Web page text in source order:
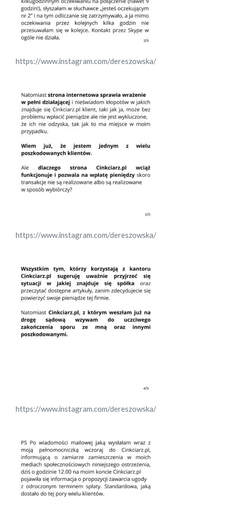
https://www.instagram.com/dereszowska/
https://www.instagram.com/dereszowska/
https://www.instagram.com/dereszowska/